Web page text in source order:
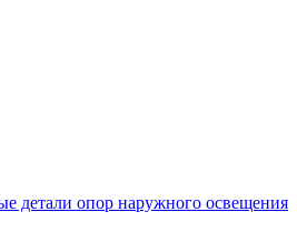
детали опор наружного освещения